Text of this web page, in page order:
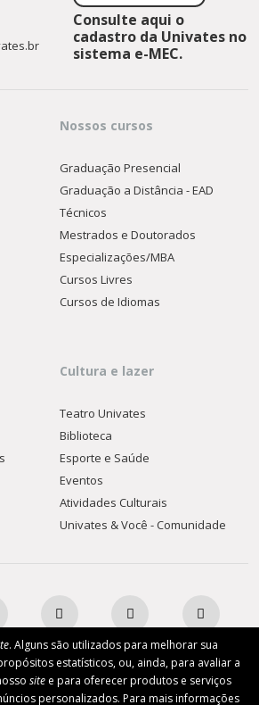
. Alguns são utilizados para melhorar sua
estatísticos, ou, ainda, para avaliar a
site e para oferecer produtos e serviços
personalizados. Para mais informações
Consulte aqui o
cadastro da Univates no
sistema e-MEC.
Nossos cursos
Graduação Presencial
Graduação a Distância - EAD
Técnicos
Mestrados e Doutorados
Especializações/MBA
Cursos Livres
Cursos de Idiomas
Cultura e lazer
Teatro Univates
Biblioteca
Esporte e Saúde
Eventos
Atividades Culturais
Univates & Você - Comunidade